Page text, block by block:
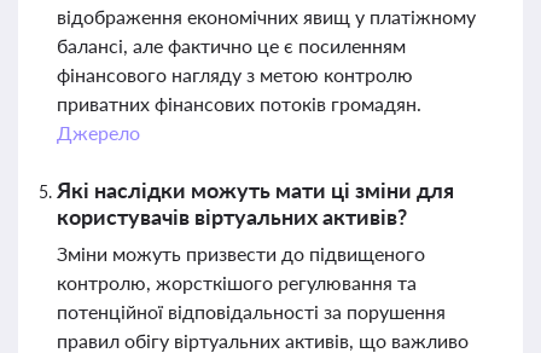
відображення економічних явищ у платіжному
балансі, але фактично це є посиленням
фінансового нагляду з метою контролю
приватних фінансових потоків громадян.
Джерело
Які наслідки можуть мати ці зміни для
користувачів віртуальних активів?
Зміни можуть призвести до підвищеного
контролю, жорсткішого регулювання та
потенційної відповідальності за порушення
правил обігу віртуальних активів, що важливо